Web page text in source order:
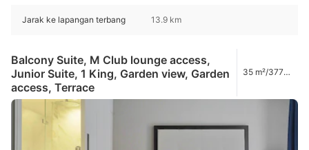
Jarak ke lapangan terbang 13.9 km
Balcony Suite, M Club lounge access,
Junior Suite, 1 King, Garden view, Garden
access, Terrace
35 m²/377